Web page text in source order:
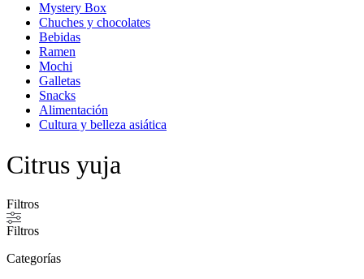
Mystery Box
Chuches y chocolates
Bebidas
Ramen
Mochi
Galletas
Snacks
Alimentación
Cultura y belleza asiática
Citrus yuja
Filtros
Filtros
Categorías